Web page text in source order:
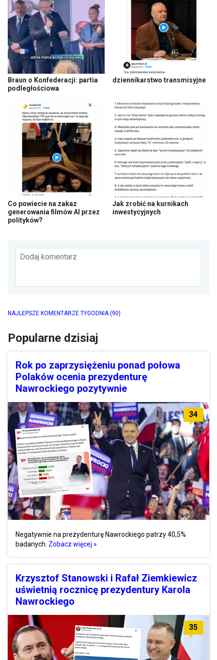
Braun o Konfederacji: partia
podległościowa
dziennikarstwo transmisyjne
Co powiecie na zakaz
generowania filmów AI przez
polityków?
Jak zrobić na kurnikach
inwestycyjnych
Dodaj komentarz
NAJLEPSZE KOMENTARZE TYGODNIA(90)
Popularne dzisiaj
Rok po zaprzysiężeniu ponad połowa
Polaków ocenia prezydenturę
Nawrockiego pozytywnie
34
Negatywnie na prezydenturę Nawrockiego patrzy 40,5%
badanych. Zobacz więcej »
Krzysztof Stanowski i Rafał Ziemkiewicz
uświetnią rocznicę prezydentury Karola
Nawrockiego
35